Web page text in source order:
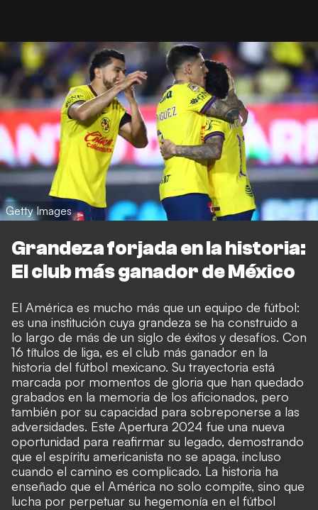
Getty Images
Grandeza forjada en la historia:
El club más ganador de México
El América es mucho más que un equipo de fútbol:
es una institución cuya grandeza se ha construido a
lo largo de más de un siglo de éxitos y desafíos. Con
16 títulos de liga, es el club más ganador en la
historia del fútbol mexicano. Su trayectoria está
marcada por momentos de gloria que han quedado
grabados en la memoria de los aficionados, pero
también por su capacidad para sobreponerse a las
adversidades. Este Apertura 2024 fue una nueva
oportunidad para reafirmar su legado, demostrando
que el espíritu americanista no se apaga, incluso
cuando el camino es complicado. La historia ha
enseñado que el América no solo compite, sino que
lucha por perpetuar su hegemonía en el fútbol